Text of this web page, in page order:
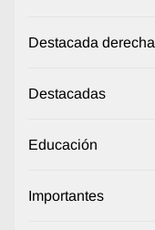
Destacada derecha
Destacadas
Educación
Importantes